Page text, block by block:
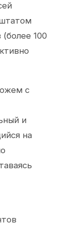
100
с
и
на